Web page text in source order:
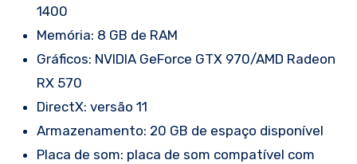
1400
Memória: 8 GB de RAM
Gráficos: NVIDIA GeForce GTX 970/AMD Radeon
RX 570
DirectX: versão 11
Armazenamento: 20 GB de espaço disponível
Placa de som: placa de som compatível com